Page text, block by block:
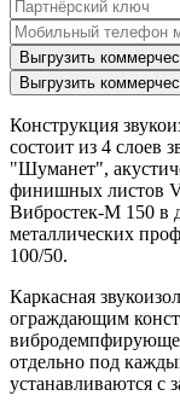
Выгрузить
Выгрузить
Конструкция
состоит из 4 слоев
"Шуманет",
финишных листов
Вибростек-М 150 в
металлических
100/50.
Каркасная
ограждающим
отдельно под
устанавливаются с